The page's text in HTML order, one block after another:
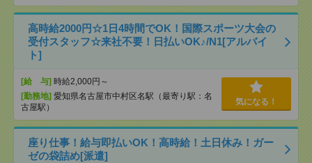
高時給2000円☆1日4時間でOK！国際スポーツ大会の
受付スタッフ☆来社不要！日払いOK♪/N1[アルバイ
ト]
[給 与] 時給2,000円～
[勤務地] 愛知県名古屋市中村区名駅（最寄り駅：名
古屋駅）
気になる！
座り仕事！給与即払いOK！高時給！土日休み！ガー
ゼの袋詰め[派遣]